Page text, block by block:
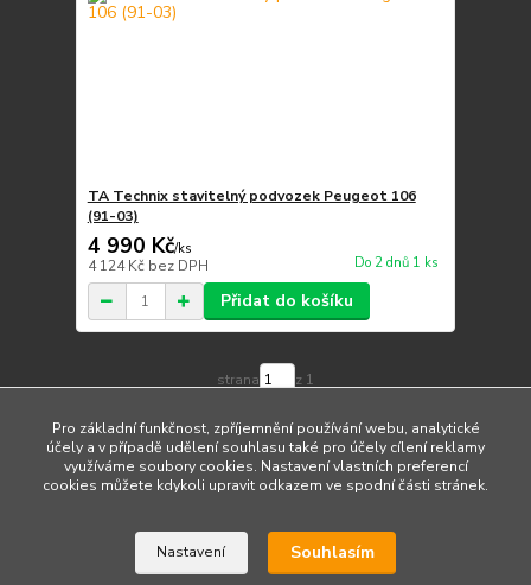
TA Technix stavitelný podvozek Peugeot 106
(91-03)
4 990 Kč/ks
4 124 Kč bez DPH Do 2 dnů 1 ks
Přidat do košíku
strana z 1
Upravit sběr cookies.
Pro základní funkčnost, zpříjemnění používání webu, analytické
účely a v případě udělení souhlasu také pro účely cílení reklamy
využíváme soubory cookies. Nastavení vlastních preferencí
cookies můžete kdykoli upravit odkazem ve spodní části stránek.
Nastavení Souhlasím